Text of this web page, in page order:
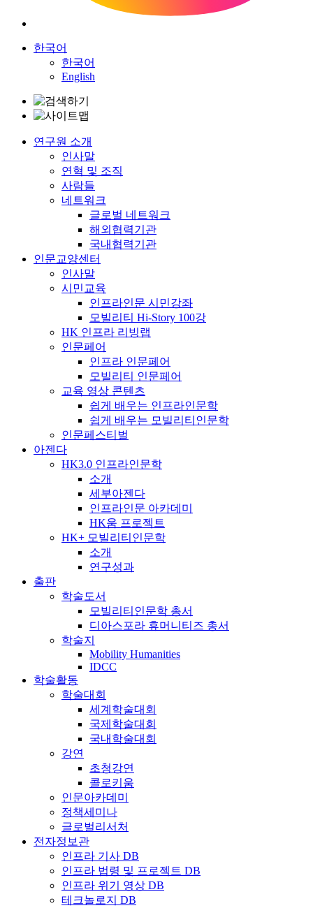
한국어
한국어
English
연구원 소개
인사말
연혁 및 조직
사람들
네트워크
글로벌 네트워크
해외협력기관
국내협력기관
인문교양센터
인사말
시민교육
인프라인문 시민강좌
모빌리티 Hi-Story 100강
HK 인프라 리빙랩
인문페어
인프라 인문페어
모빌리티 인문페어
교육 영상 콘텐츠
쉽게 배우는 인프라인문학
쉽게 배우는 모빌리티인문학
인문페스티벌
아젠다
HK3.0 인프라인문학
소개
세부아젠다
인프라인문 아카데미
HK움 프로젝트
HK+ 모빌리티인문학
소개
연구성과
출판
학술도서
모빌리티인문학 총서
디아스포라 휴머니티즈 총서
학술지
Mobility Humanities
IDCC
학술활동
학술대회
세계학술대회
국제학술대회
국내학술대회
강연
초청강연
콜로키움
인문아카데미
정책세미나
글로벌리서처
전자정보관
인프라 기사 DB
인프라 법령 및 프로젝트 DB
인프라 위기 영상 DB
테크놀로지 DB